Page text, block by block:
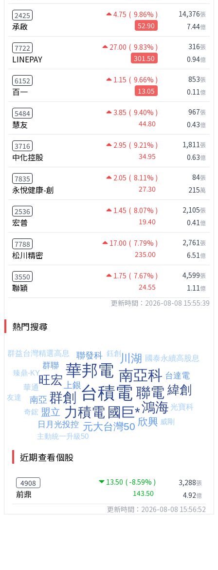
2425 4.75 ( 9.86% )
承啟 52.90
14,376張
7.44億
7722 27.00 ( 9.83% )
LINEPAY 301.50
316張
0.94億
6152 1.15 ( 9.66% )
百一 13.05
853張
0.11億
5484 3.85 ( 9.40% )
慧友 44.80
967張
0.43億
3716 2.95 ( 9.21% )
中化控股 34.95
1,811張
0.63億
7835 2.05 ( 8.11% )
永悅健康-創 27.30
84張
215萬
2536 1.45 ( 8.07% )
宏普 19.40
2,105張
0.41億
7788 17.00 ( 7.79% )
松川精密 235.00
2,761張
6.51億
3550 1.75 ( 7.67% )
聯穎 24.55
4,599張
1.11億
更新時間：2026-08-08 15:55:39
熱門搜尋
近期查看個股
4908 13.50 ( -8.59% )
前鼎 143.50
3,288張
4.92億
更新時間：2026-08-08 15:56:52